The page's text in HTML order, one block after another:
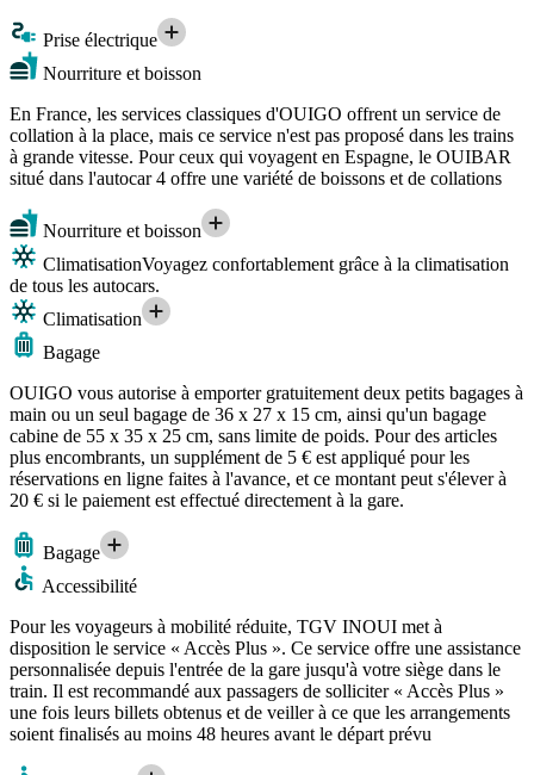
Prise électrique
Nourriture et boisson
En France, les services classiques d'OUIGO offrent un service de
collation à la place, mais ce service n'est pas proposé dans les trains
à grande vitesse. Pour ceux qui voyagent en Espagne, le OUIBAR
situé dans l'autocar 4 offre une variété de boissons et de collations
Nourriture et boisson
ClimatisationVoyagez confortablement grâce à la climatisation
de tous les autocars.
Climatisation
Bagage
OUIGO vous autorise à emporter gratuitement deux petits bagages à
main ou un seul bagage de 36 x 27 x 15 cm, ainsi qu'un bagage
cabine de 55 x 35 x 25 cm, sans limite de poids. Pour des articles
plus encombrants, un supplément de 5 € est appliqué pour les
réservations en ligne faites à l'avance, et ce montant peut s'élever à
20 € si le paiement est effectué directement à la gare.
Bagage
Accessibilité
Pour les voyageurs à mobilité réduite, TGV INOUI met à
disposition le service « Accès Plus ». Ce service offre une assistance
personnalisée depuis l'entrée de la gare jusqu'à votre siège dans le
train. Il est recommandé aux passagers de solliciter « Accès Plus »
une fois leurs billets obtenus et de veiller à ce que les arrangements
soient finalisés au moins 48 heures avant le départ prévu